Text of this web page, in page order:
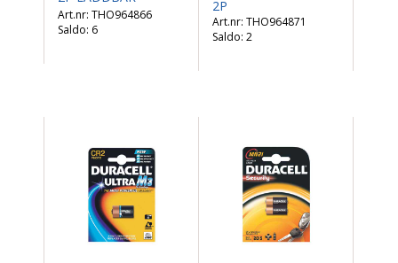
THO964866
Saldo: 6
2P
THO964871
Saldo: 2